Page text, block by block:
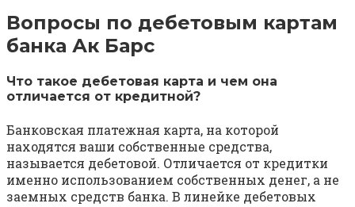
Вопросы по дебетовым картам
банка Ак Барс
Что такое дебетовая карта и чем она
отличается от кредитной?
Банковская платежная карта, на которой
находятся ваши собственные средства,
называется дебетовой. Отличается от кредитки
именно использованием собственных денег, а не
заемных средств банка. В линейке дебетовых